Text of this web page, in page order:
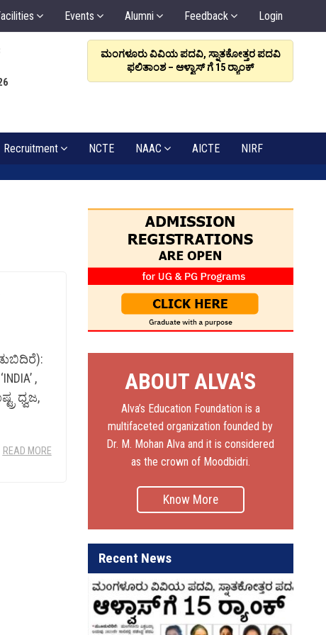
Events Alumni Feedback Login
ಸಂಬಂಧವೇ
ಡಾ. ಆಳ್ವ
ಮಂಗಳೂರು ವಿವಿಯ ಪದವಿ, ಸ್ನಾತಕೋತ್ತರ ಪದವಿ
ಫಲಿತಾಂಶ – ಆಳ್ವಾಸ್ ಗೆ 15 ರ್‍ಯಾಂಕ್‌
Recruitment NCTE NAAC AICTE NIRF
,
ಧ್ವಜ,
READ MORE
ABOUT ALVA'S
Alva’s Education Foundation is a
multifaceted organization founded by
Dr. M. Mohan Alva and it is considered
as the crown of Moodbidri.
Know More
Recent News